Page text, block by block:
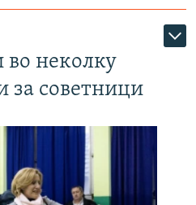
неколку
за советници